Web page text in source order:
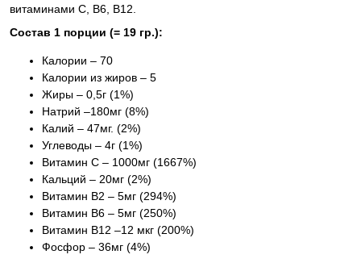
витаминами С, В6, В12.
Состав 1 порции (= 19 гр.):
Калории – 70
Калории из жиров – 5
Жиры – 0,5г (1%)
Натрий –180мг (8%)
Калий – 47мг. (2%)
Углеводы – 4г (1%)
Витамин C – 1000мг (1667%)
Кальций – 20мг (2%)
Витамин B2 – 5мг (294%)
Витамин B6 – 5мг (250%)
Витамин B12 –12 мкг (200%)
Фосфор – 36мг (4%)